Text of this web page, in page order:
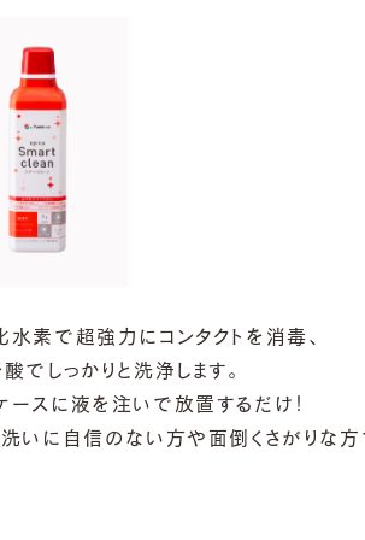
水素で超強力にコンタクトを消毒、
でしっかりと洗浄します。
ースに液を注いで放置するだけ！
洗いに自信のない方や面倒くさがりな